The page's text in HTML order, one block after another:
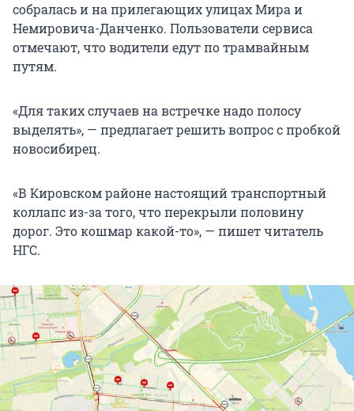
собралась и на прилегающих улицах Мира и
Немировича-Данченко. Пользователи сервиса
отмечают, что водители едут по трамвайным
путям.
«Для таких случаев на встречке надо полосу
выделять», — предлагает решить вопрос с пробкой
новосибирец.
«В Кировском районе настоящий транспортный
коллапс из-за того, что перекрыли половину
дорог. Это кошмар какой-то», — пишет читатель
НГС.